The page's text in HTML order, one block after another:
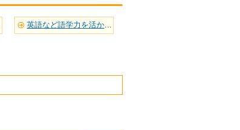
英語など語学力を活かせる(10)